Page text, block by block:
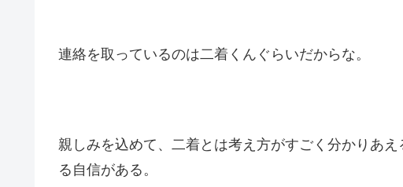
連絡を取っているのは二着くんぐらいだからな。
親しみを込めて、二着とは考え方がすごく分かりあ
る自信がある。